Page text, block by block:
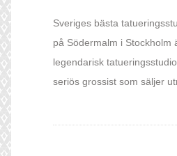
Sveriges bästa
på Södermalm i Stockholm
legendarisk
seriös grossist som säljer